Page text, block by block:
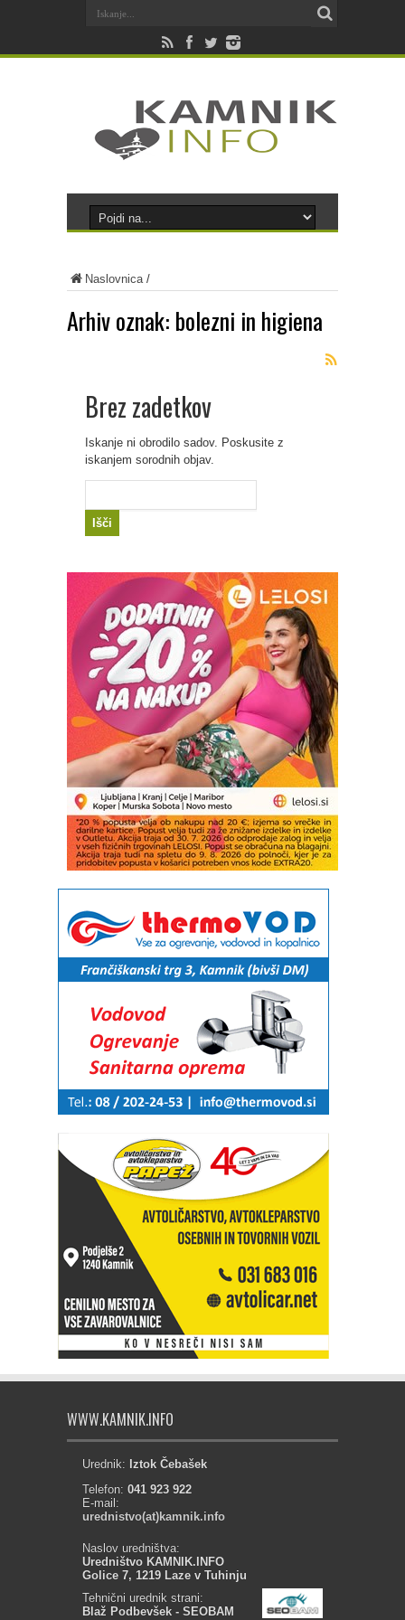
Naslovnica/
Arhiv oznak: bolezni in higiena
Brez zadetkov
Iskanje ni obrodilo sadov. Poskusite z
iskanjem sorodnih objav.
WWW.KAMNIK.INFO
Urednik: Iztok Čebašek
Telefon: 041 923 922
E-mail:
urednistvo(at)kamnik.info
Naslov uredništva:
Uredništvo KAMNIK.INFO
Golice 7, 1219 Laze v Tuhinju
Tehnični urednik strani:
Blaž Podbevšek - SEOBAM